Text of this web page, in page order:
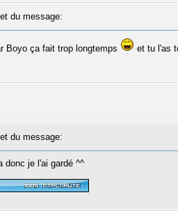
du message:
Boyo ça fait trop longtemps
et tu l'as
du message:
donc je l'ai gardé ^^